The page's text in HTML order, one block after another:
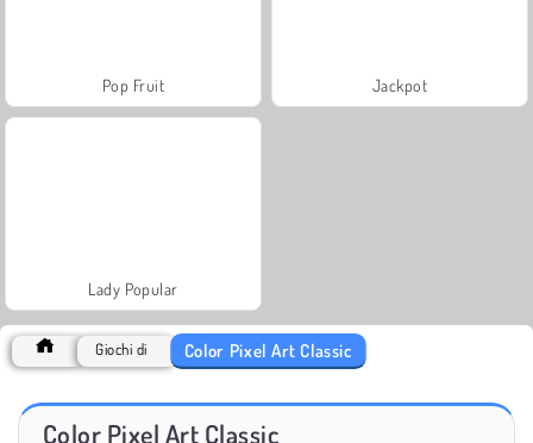
Pop Fruit Jackpot
Lady Popular
Giochi di Color Pixel Art Classic
Color Pixel Art Classic